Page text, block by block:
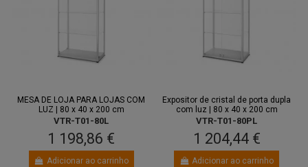
MESA DE LOJA PARA LOJAS COM
LUZ | 80 x 40 x 200 cm
VTR-T01-80L
1 198,86 €
Adicionar ao carrinho
Expositor de cristal de porta dupla
com luz | 80 x 40 x 200 cm
VTR-T01-80PL
1 204,44 €
Adicionar ao carrinho